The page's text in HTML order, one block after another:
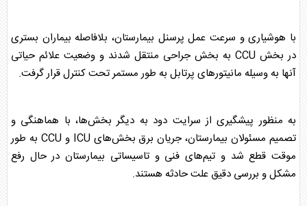
با هوشیاری و سرعت عمل پرسنل بیمارستان، بلافاصله بیماران بستری
در بخش CCU به بخش جراحی منتقل شدند و وضعیت علائم حیاتی
آنها به وسیله مانیتور‌های پرتابل به طور مستمر تحت کنترل قرار گرفت.
به منظور پیشگیری از سرایت دود به دیگر بخش‌ها، با هماهنگی و
تصمیم مسئولان بیمارستان
، جریان برق بخش‌های ICU و CCU به طور
موقت قطع شد و تیم‌های فنی و تاسیساتی بیمارستاندر حال رفع
مشکل و بررسی دقیق علت حادثه هستند.